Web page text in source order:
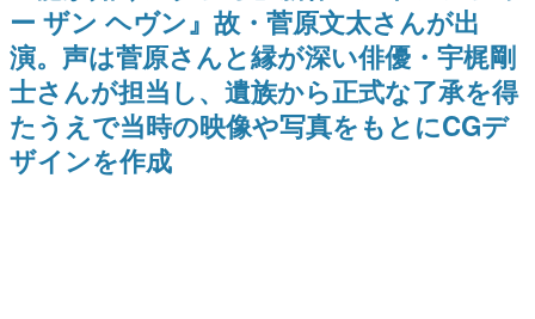
聞きし、ヒットする企画（ゲーム）とは何か？を探ってい
きます。
赫本
この物語を解いてはいけない。『赫本』は、〈試験問題〉
の形をした短編ホラー小説集です。
新世代に訊く
ム、型式番号などを配置
ー ザン ヘヴン』故・菅原文太さんが出
演。声は菅原さんと縁が深い俳優・宇梶剛
士さんが担当し、遺族から正式な了承を得
たうえで当時の映像や写真をもとにCGデ
ザインを作成